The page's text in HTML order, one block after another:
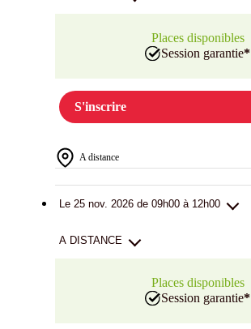
Places disponibles
Session garantie*
S'inscrire
A distance
Le 25 nov. 2026 de 09h00 à 12h00
A DISTANCE
Places disponibles
Session garantie*